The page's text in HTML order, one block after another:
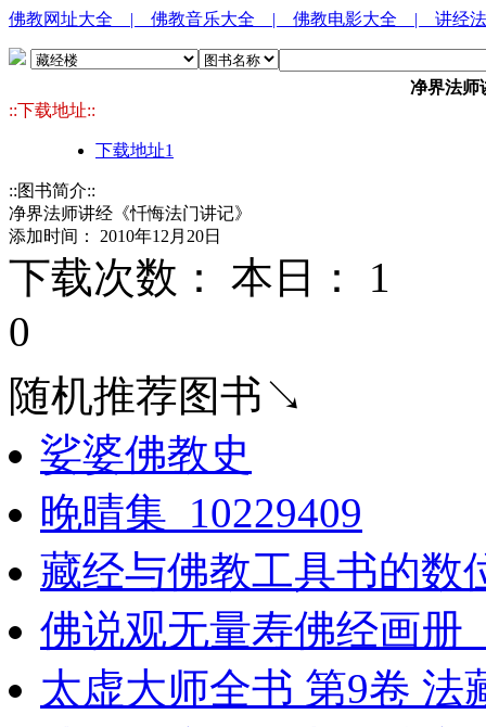
佛教网址大全 | 佛教音乐大全 | 佛教电影大全 | 讲经
净界法师
::下载地址::
下载地址1
::图书简介::
净界法师讲经《忏悔法门讲记》
添加时间： 2010年12月20日
下载次数： 本日： 1
0
随机推荐图书↘
娑婆佛教史
晚晴集_10229409
藏经与佛教工具书的数
佛说观无量寿佛经画册
太虚大师全书 第9卷 法